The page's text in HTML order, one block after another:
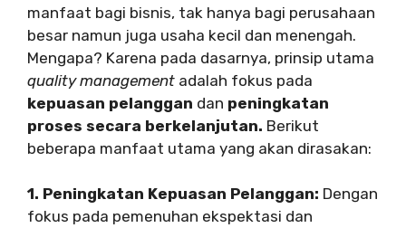
manfaat bagi bisnis, tak hanya bagi perusahaan
besar namun juga usaha kecil dan menengah.
Mengapa? Karena pada dasarnya, prinsip utama
quality management adalah fokus pada
kepuasan pelanggan dan peningkatan
proses secara berkelanjutan. Berikut
beberapa manfaat utama yang akan dirasakan:
1. Peningkatan Kepuasan Pelanggan: Dengan
fokus pada pemenuhan ekspektasi dan